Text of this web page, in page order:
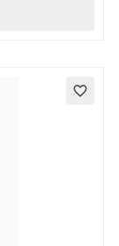
favorite_border